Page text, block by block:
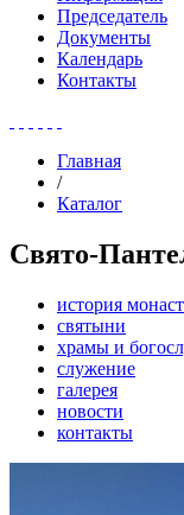
Председатель
Документы
Календарь
Контакты
Главная
/
Каталог
Свято-
история
святыни
храмы и
служение
галерея
новости
контакты